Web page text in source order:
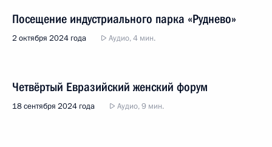
Посещение индустриального парка «Руднево»
2 октября 2024 года Аудио, 4 мин.
Четвёртый Евразийский женский форум
18 сентября 2024 года Аудио, 9 мин.